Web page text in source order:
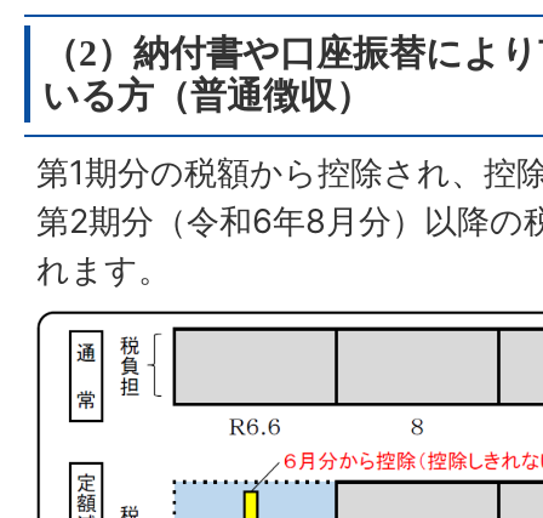
（2）納付書や口座振替によ
いる方（普通徴収）
第1期分の税額から控除され、控
第2期分（令和6年8月分）以降の
れます。